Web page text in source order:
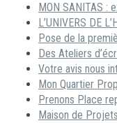
MON SANITAS :
L’UNIVERS DE
Pose de la
Des Ateliers
Votre avis nous
Mon Quartier
Prenons Place
Maison de